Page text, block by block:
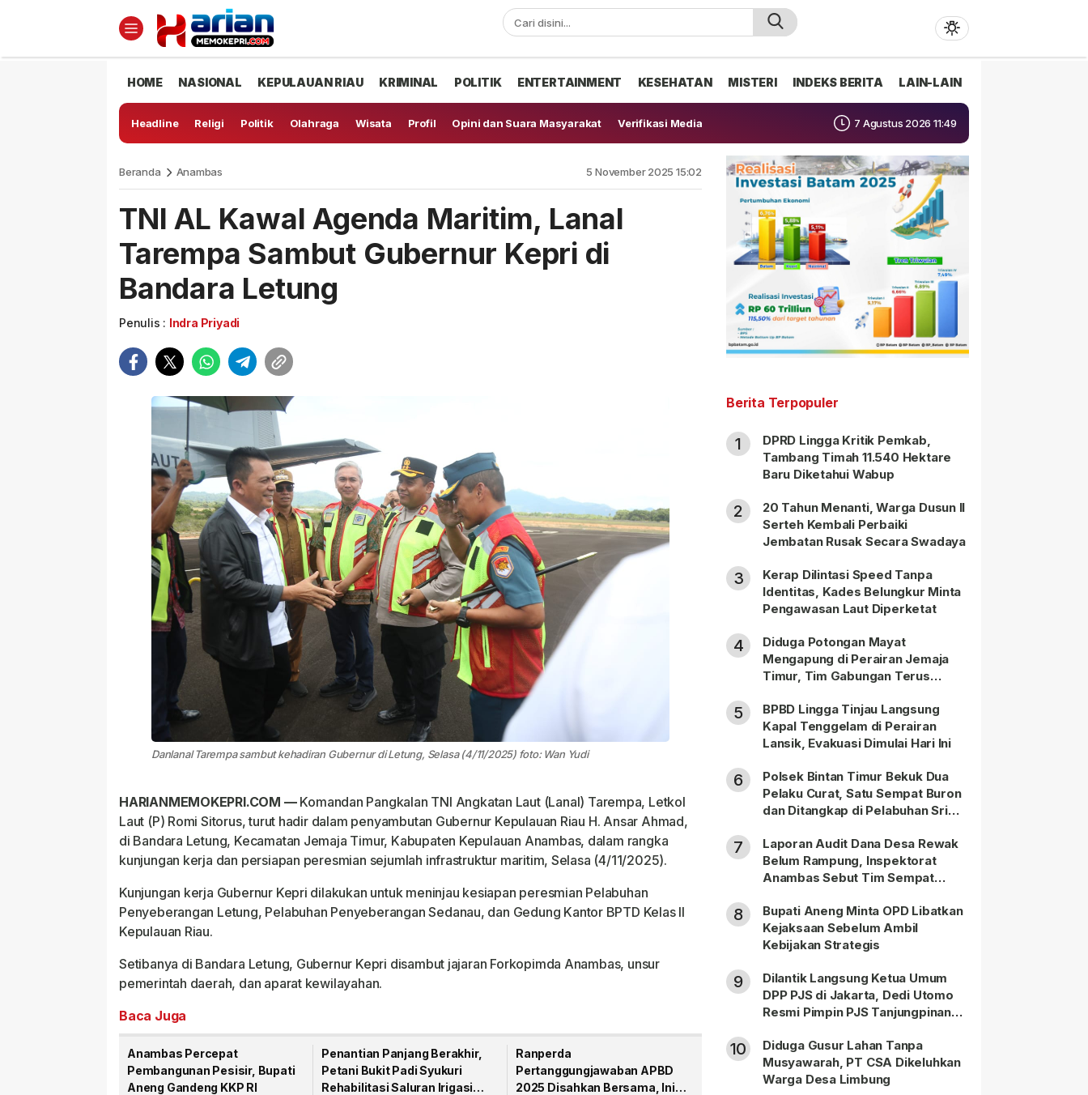
HOME NASIONAL KEPULAUAN RIAU KRIMINAL POLITIK ENTERTAINMENT KESEHATAN MISTERI INDEKS BERITA LAIN-LAIN
Headline Religi Politik Olahraga Wisata Profil Opini dan Suara Masyarakat Verifikasi Media 7 Agustus 2026 11:49
Beranda Anambas 5 November 2025 15:02
TNI AL Kawal Agenda Maritim, Lanal
Tarempa Sambut Gubernur Kepri di
Bandara Letung
Penulis : Indra Priyadi
Danlanal Tarempa sambut kehadiran Gubernur di Letung, Selasa (4/11/2025) foto: Wan Yudi
HARIANMEMOKEPRI.COM —Komandan Pangkalan TNI Angkatan Laut (Lanal) Tarempa, Letkol
Laut (P) Romi Sitorus, turut hadir dalam penyambutan Gubernur Kepulauan Riau H. Ansar Ahmad,
di Bandara Letung, Kecamatan Jemaja Timur, Kabupaten Kepulauan Anambas, dalam rangka
kunjungan kerja dan persiapan peresmian sejumlah infrastruktur maritim, Selasa (4/11/2025).
Kunjungan kerja Gubernur Kepri dilakukan untuk meninjau kesiapan peresmian Pelabuhan
Penyeberangan Letung, Pelabuhan Penyeberangan Sedanau, dan Gedung Kantor BPTD Kelas II
Kepulauan Riau.
Setibanya di Bandara Letung, Gubernur Kepri disambut jajaran Forkopimda Anambas, unsur
pemerintah daerah, dan aparat kewilayahan.
Baca Juga
Anambas Percepat
Pembangunan Pesisir, Bupati
Aneng Gandeng KKP RI
Penantian Panjang Berakhir,
Petani Bukit Padi Syukuri
Rehabilitasi Saluran Irigasi
Ranperda
Pertanggungjawaban APBD
2025 Disahkan Bersama, Ini
Berita Terpopuler
1
DPRD Lingga Kritik Pemkab,
Tambang Timah 11.540 Hektare
Baru Diketahui Wabup
2
20 Tahun Menanti, Warga Dusun II
Serteh Kembali Perbaiki
Jembatan Rusak Secara Swadaya
3
Kerap Dilintasi Speed Tanpa
Identitas, Kades Belungkur Minta
Pengawasan Laut Diperketat
4
Diduga Potongan Mayat
Mengapung di Perairan Jemaja
Timur, Tim Gabungan Terus
5
BPBD Lingga Tinjau Langsung
Kapal Tenggelam di Perairan
Lansik, Evakuasi Dimulai Hari Ini
6
Polsek Bintan Timur Bekuk Dua
Pelaku Curat, Satu Sempat Buron
dan Ditangkap di Pelabuhan Sri
7
Laporan Audit Dana Desa Rewak
Belum Rampung, Inspektorat
Anambas Sebut Tim Sempat
8
Bupati Aneng Minta OPD Libatkan
Kejaksaan Sebelum Ambil
Kebijakan Strategis
9
Dilantik Langsung Ketua Umum
DPP PJS di Jakarta, Dedi Utomo
Resmi Pimpin PJS Tanjungpinang-
10
Diduga Gusur Lahan Tanpa
Musyawarah, PT CSA Dikeluhkan
Warga Desa Limbung